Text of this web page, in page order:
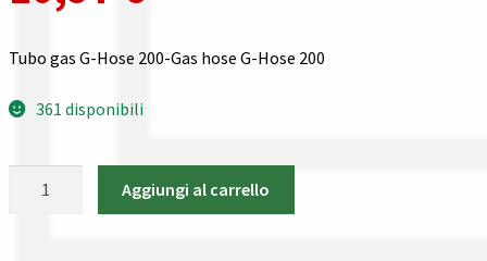
Gestione resi
Guida all’utilizzo del sito
Pagamenti
Privacy policy
Tubo gas G-Hose 200-Gas hose G-Hose 200
361 disponibili
Aggiungi al carrello